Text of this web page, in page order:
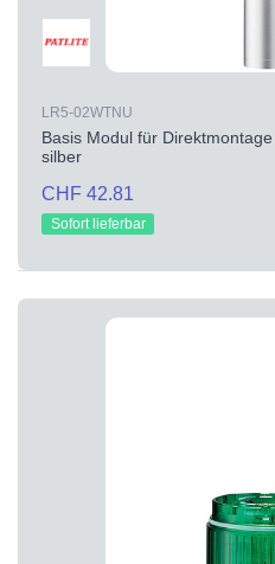
LR5-02WTNU
Basis Modul für
silber
CHF 42.81
Sofort lieferbar